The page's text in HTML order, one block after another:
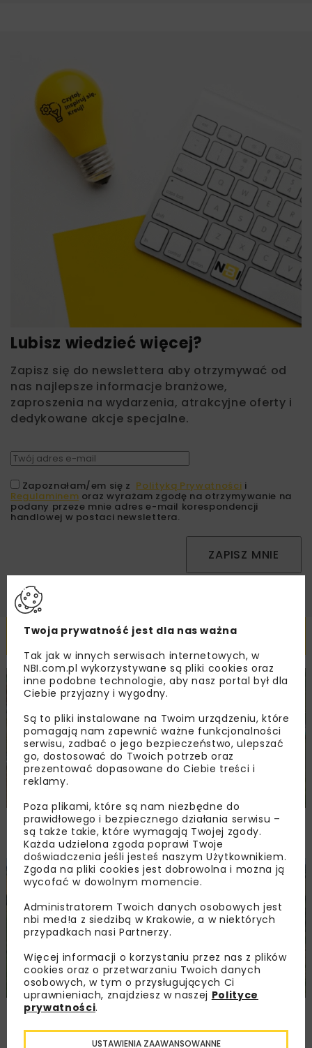
Lubisz wiedzieć więcej?
Zapisz się do newslettera aby otrzymywać od
nas najlepsze informacje branżowe,
zaproszenia na wydarzenia, atrakcyjne oferty i
dedykowane akcje specjalne.
Zapoznałam/em się z Polityką Prywatności i
Regulaminem oraz wyrażam zgodę na otrzymywanie na
podany przeze mnie adres e-mail korespondencji
handlowej w postaci newslettera.
ZAPISZ MNIE
Powiązane artykuły
DROGI INWESTYCJE WIADOMOŚCI
Remont nawierzchni na węzłach A4.
Przetarg obejmuje pięć węzłów
DROGI INWESTYCJE WIADOMOŚCI
Ponownie wybrano ofertę na budowę A2
Biała Podlaska–Kijowiec
Twoja prywatność jest dla nas ważna
Tak jak w innych serwisach internetowych, w
NBI.com.pl wykorzystywane są pliki cookies oraz
inne podobne technologie, aby nasz portal był dla
Ciebie przyjazny i wygodny.
Są to pliki instalowane na Twoim urządzeniu, które
pomagają nam zapewnić ważne funkcjonalności
serwisu, zadbać o jego bezpieczeństwo, ulepszać
go, dostosować do Twoich potrzeb oraz
prezentować dopasowane do Ciebie treści i
reklamy.
Poza plikami, które są nam niezbędne do
prawidłowego i bezpiecznego działania serwisu –
są także takie, które wymagają Twojej zgody.
Każda udzielona zgoda poprawi Twoje
doświadczenia jeśli jesteś naszym Użytkownikiem.
Zgoda na pliki cookies jest dobrowolna i można ją
wycofać w dowolnym momencie.
Administratorem Twoich danych osobowych jest
nbi med!a z siedzibą w Krakowie, a w niektórych
przypadkach nasi Partnerzy.
Więcej informacji o korzystaniu przez nas z plików
cookies oraz o przetwarzaniu Twoich danych
osobowych, w tym o przysługujących Ci
uprawnieniach, znajdziesz w naszej Polityce
prywatności.
USTAWIENIA ZAAWANSOWANNE